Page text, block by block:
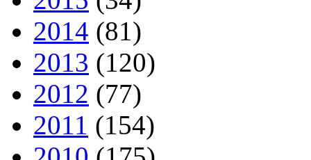
2014 (81)
2013 (120)
2012 (77)
2011 (154)